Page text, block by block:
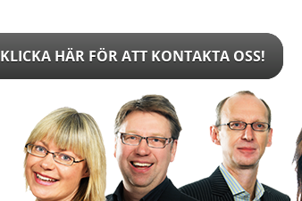
KLICKA HÄR FÖR ATT KONTAKTA OSS!